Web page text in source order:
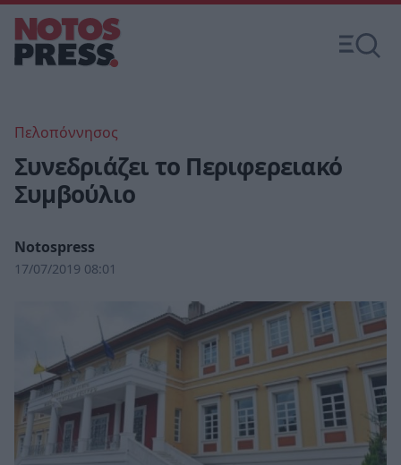
Πελοπόννησος
Συνεδριάζει το Περιφερειακό
Συμβούλιο
Notospress
17/07/2019 08:01